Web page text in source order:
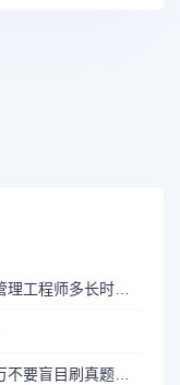
2023下半年软考中级系统集成项目管理工程师多长时间出成绩
想上重点高中，初三数理化复习 千万不要盲目刷真题卷和模拟卷！